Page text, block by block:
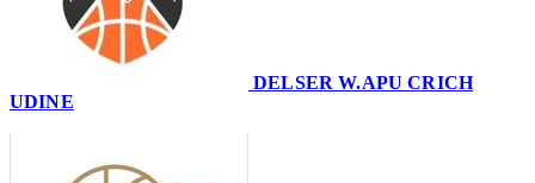
DELSER W.APU CRICH
UDINE